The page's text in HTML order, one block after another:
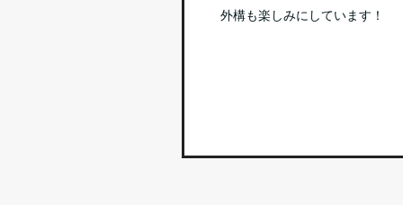
外構も楽しみにしています！